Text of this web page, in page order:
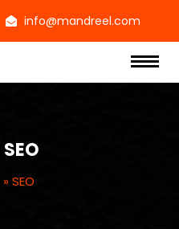
info@mandreel.com
SEO
»SEO